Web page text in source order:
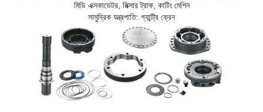
মিডি এক্সকাভেটর, মিক্সার ট্রাক, কাটিং মেশিন
সামুদ্রিক যন্ত্রপাতি: গ্যান্ট্রি ক্রেন